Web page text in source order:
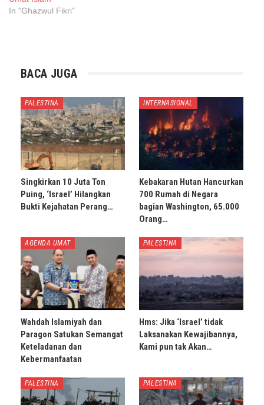
In "Ghazwul Fikri"
BACA JUGA
PALESTINA
Singkirkan 10 Juta Ton
Puing, ‘Israel’ Hilangkan
Bukti Kejahatan Perang…
INTERNASIONAL
Kebakaran Hutan Hancurkan
700 Rumah di Negara
bagian Washington, 65.000
Orang…
AGENDA UMAT
Wahdah Islamiyah dan
Paragon Satukan Semangat
Keteladanan dan
Kebermanfaatan
PALESTINA
Hms: Jika ‘Israel’ tidak
Laksanakan Kewajibannya,
Kami pun tak Akan…
PALESTINA PALESTINA